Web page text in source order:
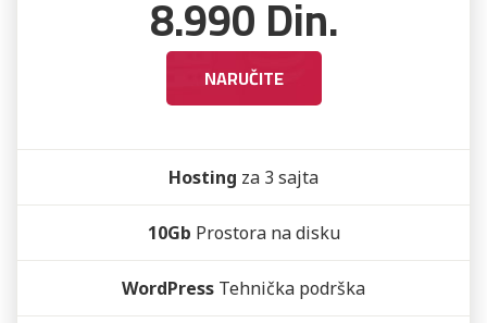
8.990Din.
NARUČITE
Hosting za 3 sajta
10Gb Prostora na disku
WordPress Tehnička podrška